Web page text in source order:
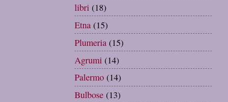
libri (18)
Etna (15)
Plumeria (15)
Agrumi (14)
Palermo (14)
Bulbose (13)